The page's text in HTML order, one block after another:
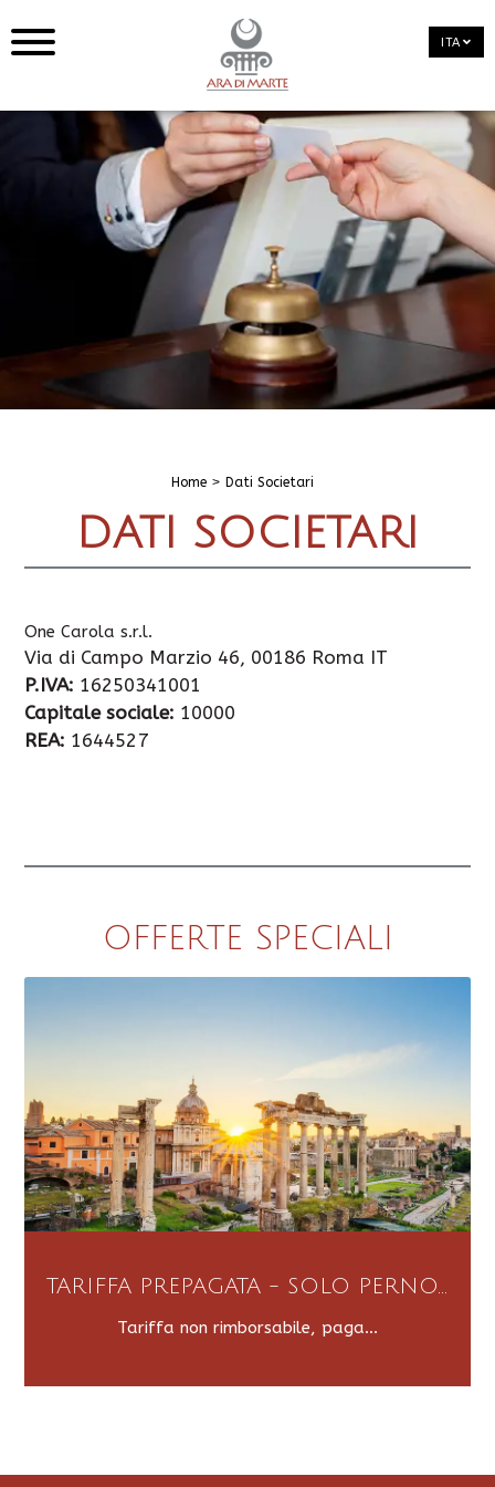
ITA
Home Dati Societari
DATI SOCIETARI
One Carola s.r.l.
Via di Campo Marzio 46, 00186 Roma IT
P.IVA: 16250341001
Capitale sociale: 10000
REA: 1644527
OFFERTE SPECIALI
TARIFFA PREPAGATA - SOLO PERNO...
Tariffa non rimborsabile, paga...